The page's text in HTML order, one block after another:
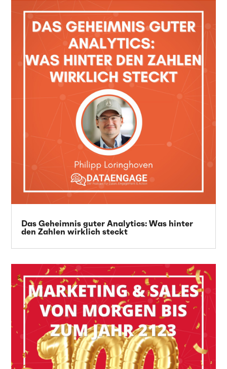
Das Geheimnis guter Analytics: Was hinter
den Zahlen wirklich steckt